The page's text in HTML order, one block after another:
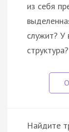
из себя
служит? У
структура?
Найдите